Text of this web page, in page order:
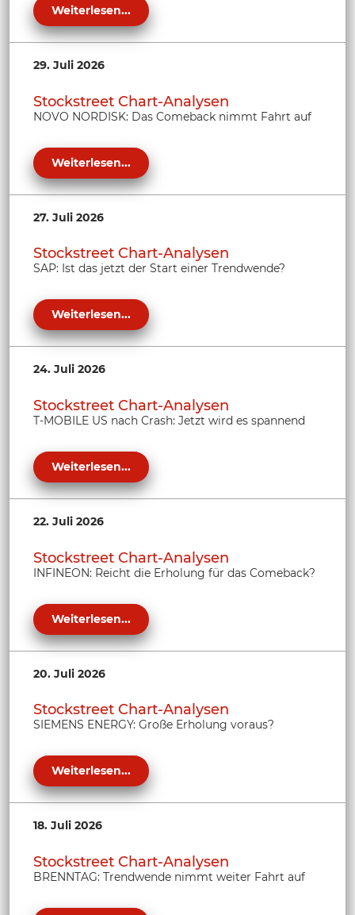
Weiterlesen...
29. Juli 2026
Stockstreet Chart-Analysen
NOVO NORDISK: Das Comeback nimmt Fahrt auf
Weiterlesen...
27. Juli 2026
Stockstreet Chart-Analysen
SAP: Ist das jetzt der Start einer Trendwende?
Weiterlesen...
24. Juli 2026
Stockstreet Chart-Analysen
T-MOBILE US nach Crash: Jetzt wird es spannend
Weiterlesen...
22. Juli 2026
Stockstreet Chart-Analysen
INFINEON: Reicht die Erholung für das Comeback?
Weiterlesen...
20. Juli 2026
Stockstreet Chart-Analysen
SIEMENS ENERGY: Große Erholung voraus?
Weiterlesen...
18. Juli 2026
Stockstreet Chart-Analysen
BRENNTAG: Trendwende nimmt weiter Fahrt auf